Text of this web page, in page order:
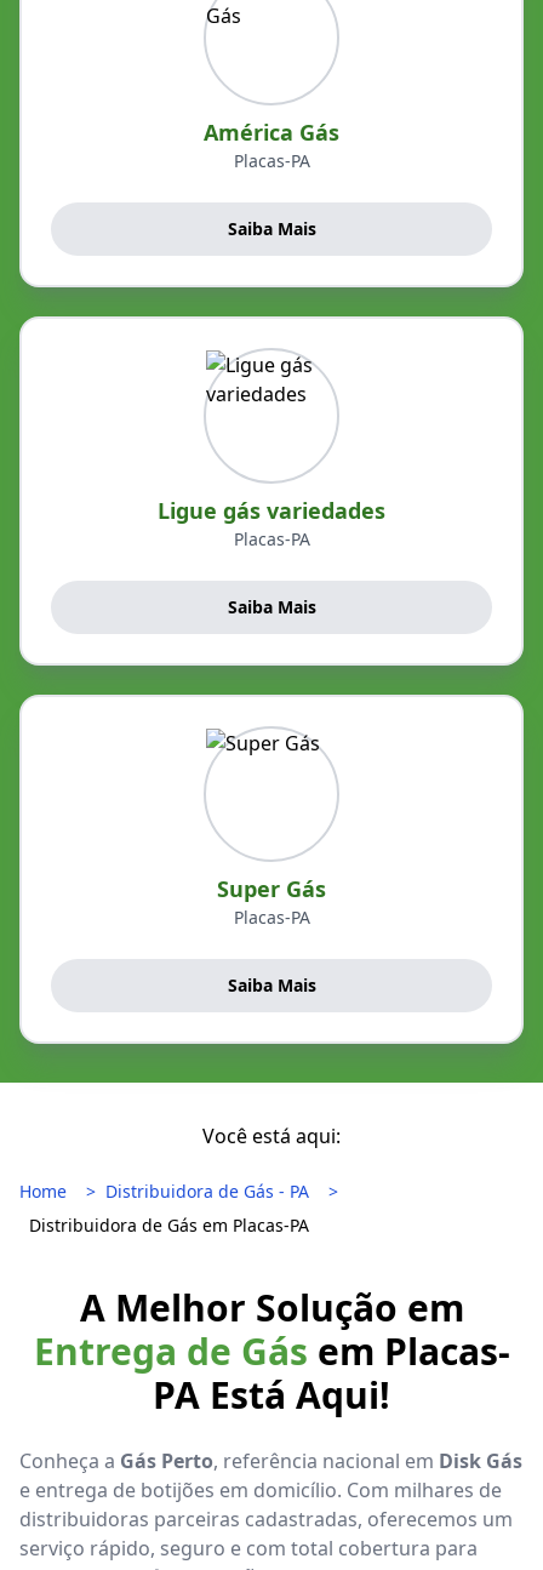
América Gás
Placas-PA
Saiba Mais
Ligue gás variedades
Placas-PA
Saiba Mais
Super Gás
Placas-PA
Saiba Mais
Você está aqui:
Home
Distribuidora de Gás - PA
Distribuidora de Gás em Placas-PA
A Melhor Solução em
Entrega de Gás em Placas-
PA Está Aqui!
Conheça a Gás Perto, referência nacional em Disk Gás
e entrega de botijões em domicílio. Com milhares de
distribuidoras parceiras cadastradas, oferecemos um
serviço rápido, seguro e com total cobertura para